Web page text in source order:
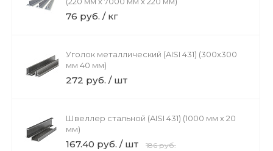
76 руб. / кг
Уголок металлический (AISI 431) (300х300
мм 40 мм)
272 руб. / шт
Швеллер стальной (AISI 431) (1000 мм х 20
мм)
167.40 руб. / шт 186 руб.